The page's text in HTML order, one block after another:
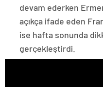
devam ederken
açıkça ifade eden
ise hafta sonunda
gerçekleştirdi.